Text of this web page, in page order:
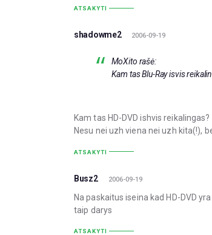
ATSAKYTI
shadowme2 2006-09-19
MoXito rašė:
Kam tas Blu-Ray isvis
Kam tas HD-DVD ishvis
Nesu nei uzh viena nei uzh kita(!),
ATSAKYTI
Busz2 2006-09-19
Na paskaitus iseina kad HD-DVD
taip darys
ATSAKYTI